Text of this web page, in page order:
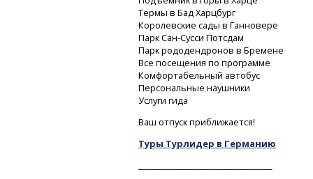
Термы в Бад Харцбург
Королевские сады в Ганновере
ПаркСан-Сусси Потсдам
Парк рододендронов в Бремене
Все посещения по программе
Комфортабельный автобус
Персональные наушники
Услуги гида
Ваш отпуск приближается!
Туры Турлидер в Германию